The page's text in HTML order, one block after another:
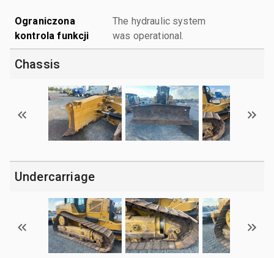
Ograniczona
kontrola funkcji
The hydraulic system
was operational.
Chassis
Undercarriage